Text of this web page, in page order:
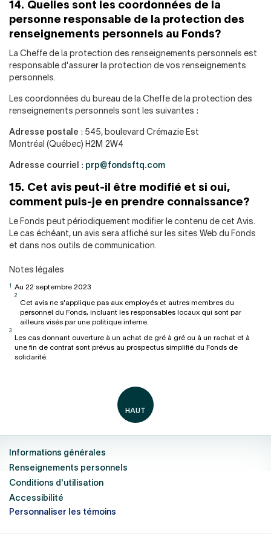
14. Quelles sont les coordonnées de la
personne responsable de la protection des
renseignements personnels au Fonds?
La Cheffe de la protection des renseignements personnels est
responsable d'assurer la protection de vos renseignements
personnels.
Les coordonnées du bureau de la Cheffe de la protection des
renseignements personnels sont les suivantes :
Adresse postale : 545, boulevard Crémazie Est
Montréal (Québec) H2M 2W4
Adresse courriel : prp@fondsftq.com
15. Cet avis peut-il être modifié et si oui,
comment puis-je en prendre connaissance?
Le Fonds peut périodiquement modifier le contenu de cet Avis.
Le cas échéant, un avis sera affiché sur les sites Web du Fonds
et dans nos outils de communication.
Notes légales
Au 22 septembre 2023
2
Cet avis ne s'applique pas aux employés et autres membres du
personnel du Fonds, incluant les responsables locaux qui sont par
ailleurs visés par une politique interne.
3
Les cas donnant ouverture à un achat de gré à gré ou à un rachat et à
une fin de contrat sont prévus au prospectus simplifié du Fonds de
solidarité.
Informations générales
Renseignements personnels
Conditions d'utilisation
Accessibilité
Personnaliser les témoins